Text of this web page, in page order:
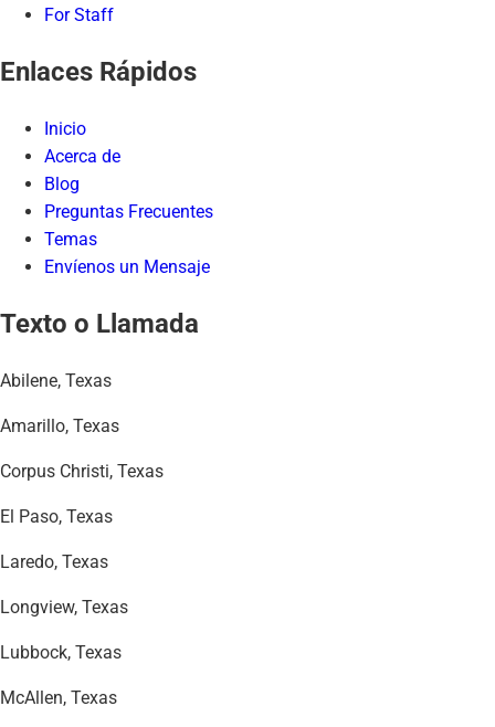
For Staff
Enlaces Rápidos
Inicio
Acerca de
Blog
Preguntas Frecuentes
Temas
Envíenos un Mensaje
Texto o Llamada
Abilene, Texas
Amarillo, Texas
Corpus Christi, Texas
El Paso, Texas
Laredo, Texas
Longview, Texas
Lubbock, Texas
McAllen, Texas